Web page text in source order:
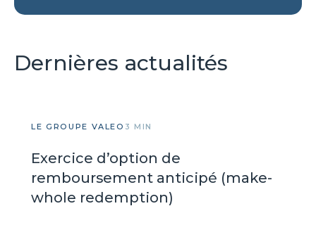
Dernières actualités
LE GROUPE VALEO 3 MIN
Exercice d’option de
remboursement anticipé (make-
whole redemption)